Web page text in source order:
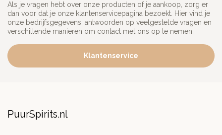
Als je vragen hebt over onze producten of je aankoop, zorg er
dan voor dat je onze klantenservicepagina bezoekt. Hier vind je
onze bedrijfsgegevens, antwoorden op veelgestelde vragen en
verschillende manieren om contact met ons op te nemen.
Klantenservice
PuurSpirits.nl